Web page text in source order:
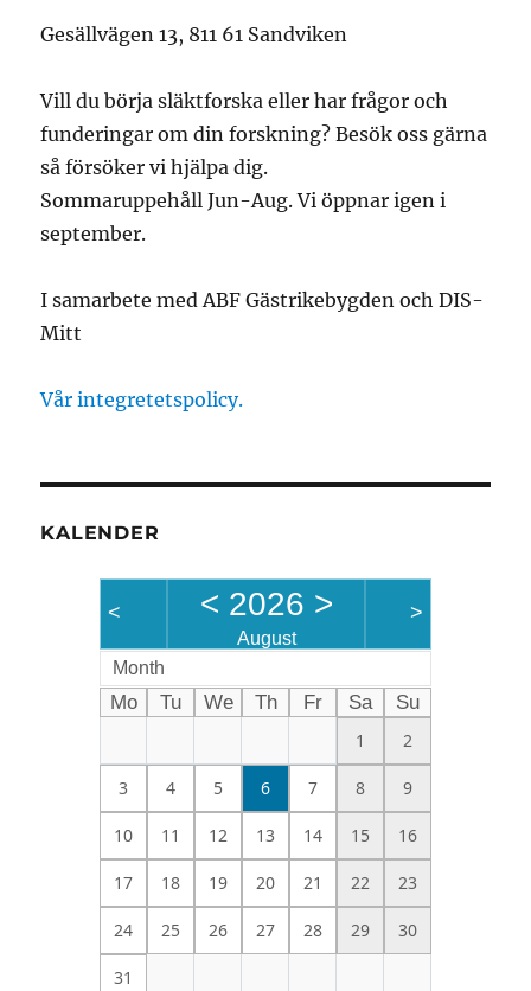
Gesällvägen 13, 811 61 Sandviken
Vill du börja släktforska eller har frågor och
funderingar om din forskning? Besök oss gärna
så försöker vi hjälpa dig.
Sommaruppehåll Jun-Aug. Vi öppnar igen i
september.
I samarbete med ABF Gästrikebygden och DIS-
Mitt
Vår integretetspolicy.
KALENDER
< < 2026 >
August
>
Month
Mo Tu We Th Fr Sa
Su
1
2
3 4 5 6 7 8 9
10 11 12 13 14 15 16
17 18 19 20 21 22 23
24 25 26 27 28 29 30
31